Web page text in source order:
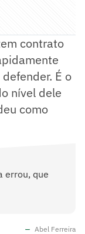
contrato
É o
nível dele
como
errou, que
Abel Ferreira